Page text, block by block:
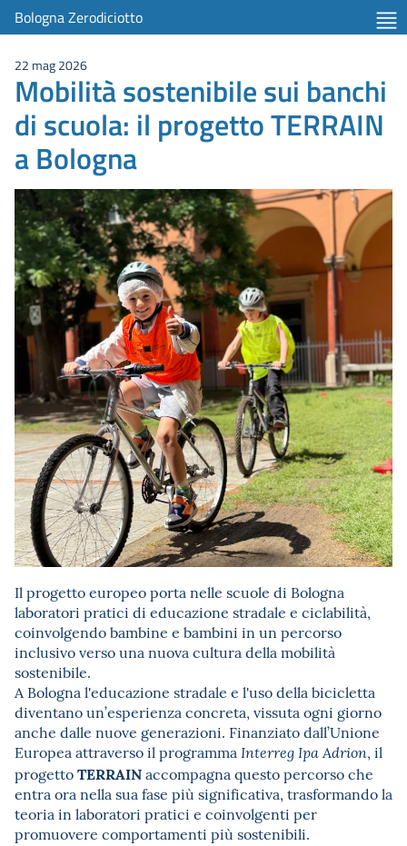
Bologna Zerodiciotto
22 mag 2026
Mobilità sostenibile sui banchi
di scuola: il progetto TERRAIN
a Bologna
Il progetto europeo porta nelle scuole di Bologna
laboratori pratici di educazione stradale e ciclabilità,
coinvolgendo bambine e bambini in un percorso
inclusivo verso una nuova cultura della mobilità
sostenibile.
A Bologna l'educazione stradale e l'uso della bicicletta
diventano un’esperienza concreta, vissuta ogni giorno
anche dalle nuove generazioni. Finanziato dall’Unione
Europea attraverso il programma Interreg Ipa Adrion, il
progettoTERRAINaccompagna questo percorso che
entra ora nella sua fase più significativa, trasformando la
teoria in laboratori pratici e coinvolgenti per
promuovere comportamenti più sostenibili.